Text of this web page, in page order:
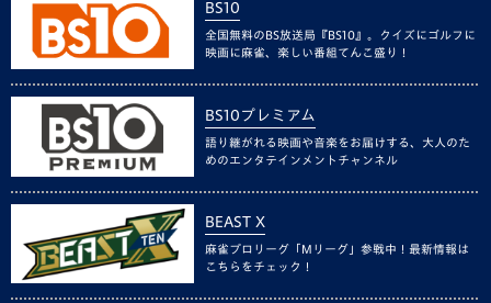
BS10
全国無料のBS放送局『BS10』。クイズにゴルフに
映画に麻雀、楽しい番組てんこ盛り！
BS10プレミアム
語り継がれる映画や音楽をお届けする、大人のた
めのエンタテインメントチャンネル
BEAST X
麻雀プロリーグ「Mリーグ」参戦中！最新情報は
こちらをチェック！